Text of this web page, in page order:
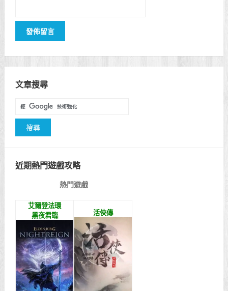
文章搜尋
近期熱門遊戲攻略
熱門遊戲
艾爾登法環
黑夜君臨
活俠傳